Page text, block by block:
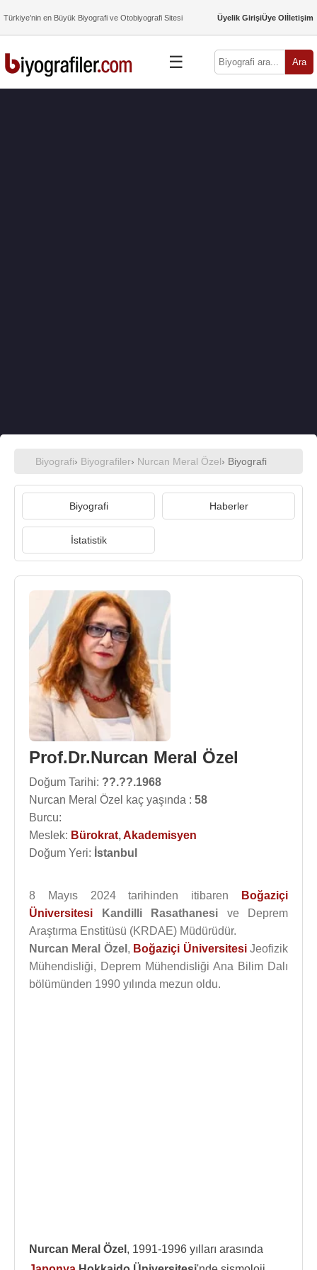
Türkiye’nin en Büyük Biyografi ve Otobiyografi Sitesi Üyelik GirişiÜye Olİletişim
☰ Ara
Biyografi› Biyografiler› Nurcan Meral Özel› Biyografi
Biyografi Haberler
İstatistik
Prof.Dr.Nurcan Meral Özel
Doğum Tarihi: ??.??.1968
Nurcan Meral Özel kaç yaşında : 58
Burcu:
Meslek: Bürokrat,Akademisyen
Doğum Yeri: İstanbul
8 Mayıs 2024 tarihinden itibaren
Boğaziçi
Üniversitesi
Kandilli Rasathanesi ve Deprem
Araştırma Enstitüsü (KRDAE) Müdürüdür.
Nurcan Meral Özel , Boğaziçi ÜniversitesiJeofizik
Mühendisliği, Deprem Mühendisliği Ana Bilim Dalı
bölümünden 1990 yılında mezun oldu.
Nurcan Meral Özel , 1991-1996 yılları arasında